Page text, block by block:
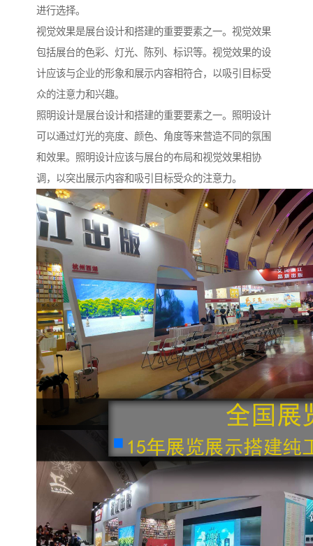
进行选择。
视觉效果是展台设计和搭建的重要要素之一。视觉效果
包括展台的色彩、灯光、陈列、标识等。视觉效果的设
计应该与企业的形象和展示内容相符合，以吸引目标受
众的注意力和兴趣。
照明设计是展台设计和搭建的重要要素之一。照明设计
可以通过灯光的亮度、颜色、角度等来营造不同的氛围
和效果。照明设计应该与展台的布局和视觉效果相协
调，以突出展示内容和吸引目标受众的注意力。